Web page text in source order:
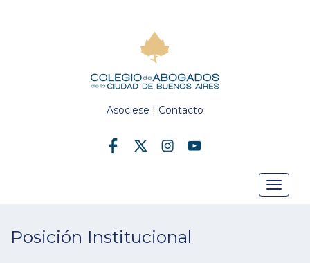
Asociese | Contacto
Toggle
Posición Institucional